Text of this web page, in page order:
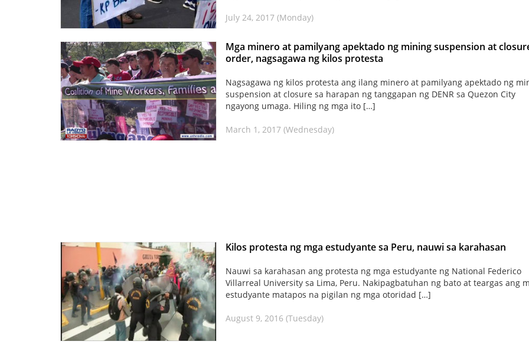
July 24, 2017 (Monday)
Mga minero at pamilyang apektado ng mining suspension at
order, nagsagawa ng kilos protesta
Nagsagawa ng kilos protesta ang ilang minero at pamilyang apektado ng
suspension at closure sa harapan ng tanggapan ng DENR sa Quezon City
ngayong umaga. Hiling ng mga ito […]
March 1, 2017 (Wednesday)
Kilos protesta ng mga estudyante sa Peru, nauwi sa karahasan
Nauwi sa karahasan ang protesta ng mga estudyante ng National Federico
Villarreal University sa Lima, Peru. Nakipagbatuhan ng bato at teargas ang
estudyante matapos na pigilan ng mga otoridad […]
August 9, 2016 (Tuesday)